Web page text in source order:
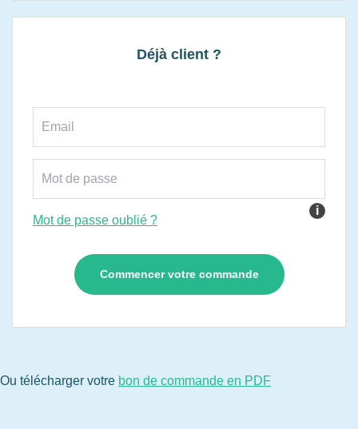
Déjà client ?
i
Mot de passe oublié ?
Ou télécharger votre bon de commande en PDF